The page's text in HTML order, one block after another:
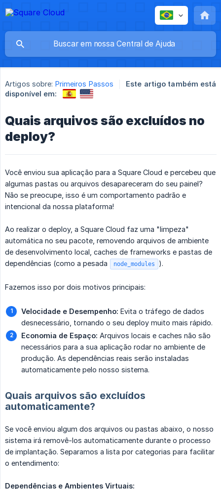
Artigos sobre: Primeiros Passos
Este artigo também está
disponível em:
Quais arquivos são excluídos no
deploy?
Você enviou sua aplicação para a Square Cloud e percebeu que
algumas pastas ou arquivos desapareceram do seu painel?
Não se preocupe, isso é um comportamento padrão e
intencional da nossa plataforma!
Ao realizar o deploy, a Square Cloud faz uma "limpeza"
automática no seu pacote, removendo arquivos de ambiente
de desenvolvimento local, caches de frameworks e pastas de
dependências (como a pesada
node_modules ).
Fazemos isso por dois motivos principais:
Velocidade e Desempenho: Evita o tráfego de dados
desnecessário, tornando o seu deploy muito mais rápido.
Economia de Espaço: Arquivos locais e caches não são
necessários para a sua aplicação rodar no ambiente de
produção. As dependências reais serão instaladas
automaticamente pelo nosso sistema.
Quais arquivos são excluídos
automaticamente?
Se você enviou algum dos arquivos ou pastas abaixo, o nosso
sistema irá removê-los automaticamente durante o processo
de implantação. Separamos a lista por categorias para facilitar
o entendimento:
Dependências e Ambientes Virtuais: